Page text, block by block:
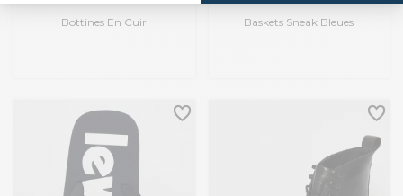
Bottines En Cuir Baskets Sneak Bleues